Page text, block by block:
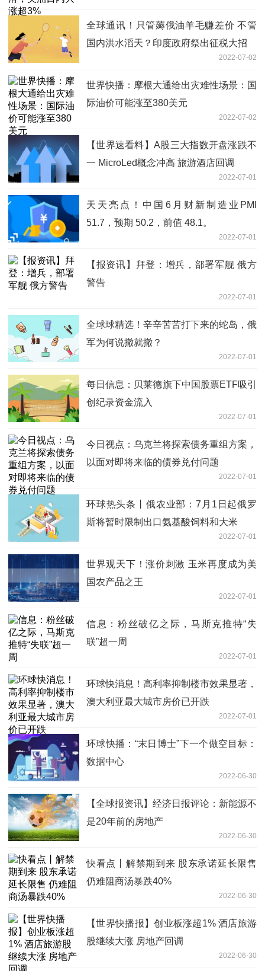
全球通讯！只管薅俄油羊毛赚差价 不管
国内洪水滔天？印度政府祭出征税大招
2022-07-02
世界快播：摩根大通给出灾难性场景：国
际油价可能涨至380美元
2022-07-02
【世界速看料】A股三大指数开盘涨跌不
一 MicroLed概念冲高 旅游酒店回调
2022-07-01
天天亮点！中国6月财新制造业PMI
51.7，预期 50.2，前值 48.1。
2022-07-01
【报资讯】拜登：增兵，部署军舰 俄方
警告
2022-07-01
全球球精选！辛辛苦苦打下来的蛇岛，俄
军为何说撤就撤？
2022-07-01
每日信息：贝莱德旗下中国股票ETF吸引
创纪录资金流入
2022-07-01
今日视点：乌克兰将探索债务重组方案，
以面对即将来临的债券兑付问题
2022-07-01
环球热头条丨俄农业部：7月1日起俄罗
斯将暂时限制出口氨基酸饲料和大米
2022-07-01
世界观天下！涨价刺激 玉米再度成为美
国农产品之王
2022-07-01
信息：粉丝破亿之际，马斯克推特“失
联”超一周
2022-07-01
环球快消息！高利率抑制楼市效果显著，
澳大利亚最大城市房价已开跌
2022-07-01
环球快播：“末日博士”下一个做空目标：
数据中心
2022-06-30
【全球报资讯】经济日报评论：新能源不
是20年前的房地产
2022-06-30
快看点丨解禁期到来 股东承诺延长限售
仍难阻商汤暴跌40%
2022-06-30
【世界快播报】创业板涨超1% 酒店旅游
股继续大涨 房地产回调
2022-06-30